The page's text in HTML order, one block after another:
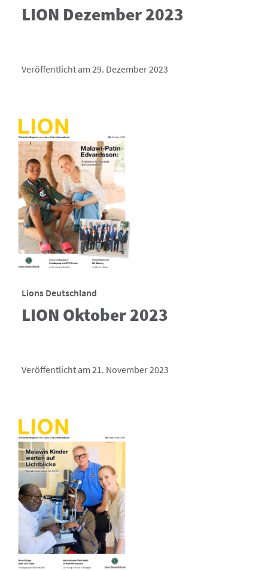
LION Dezember 2023
Veröffentlicht am 29. Dezember 2023
Lions Deutschland
LION Oktober 2023
Veröffentlicht am 21. November 2023